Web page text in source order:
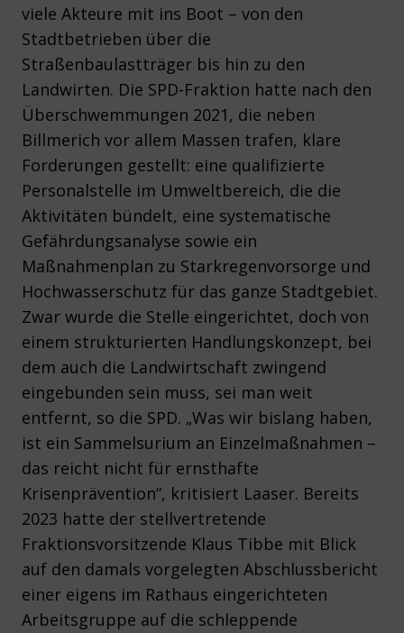
viele Akteure mit ins Boot – von den
Stadtbetrieben über die
Straßenbaulastträger bis hin zu den
Landwirten. Die SPD-Fraktion hatte nach den
Überschwemmungen 2021, die neben
Billmerich vor allem Massen trafen, klare
Forderungen gestellt: eine qualifizierte
Personalstelle im Umweltbereich, die die
Aktivitäten bündelt, eine systematische
Gefährdungsanalyse sowie ein
Maßnahmenplan zu Starkregenvorsorge und
Hochwasserschutz für das ganze Stadtgebiet.
Zwar wurde die Stelle eingerichtet, doch von
einem strukturierten Handlungskonzept, bei
dem auch die Landwirtschaft zwingend
eingebunden sein muss, sei man weit
entfernt, so die SPD. „Was wir bislang haben,
ist ein Sammelsurium an Einzelmaßnahmen –
das reicht nicht für ernsthafte
Krisenprävention“, kritisiert Laaser. Bereits
2023 hatte der stellvertretende
Fraktionsvorsitzende Klaus Tibbe mit Blick
auf den damals vorgelegten Abschlussbericht
einer eigens im Rathaus eingerichteten
Arbeitsgruppe auf die schleppende